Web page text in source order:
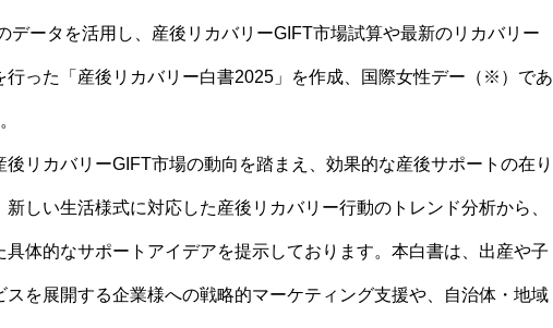
データを活用し、産後リカバリーGIFT市場試算や最新のリカバリー
行った「産後リカバリー白書2025」を作成、国際女性デー（※）であ
後リカバリーGIFT市場の動向を踏まえ、効果的な産後サポートの在り
しい生活様式に対応した産後リカバリー行動のトレンド分析から、
体的なサポートアイデアを提示しております。本白書は、出産や子
を展開する企業様への戦略的マーケティング支援や、自治体・地域